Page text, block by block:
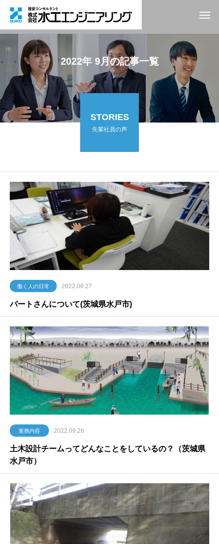
2022年 9月の記事一覧
STORIES
先輩社員の声
働く人の日常 2022.09.27
パートさんについて(茨城県水戸市)
業務内容 2022.09.26
土木設計チームってどんなことをしているの？（茨城県
水戸市）